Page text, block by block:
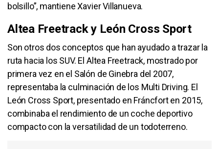
bolsillo”, mantiene Xavier Villanueva.
Altea Freetrack y León Cross Sport
Son otros dos conceptos que han ayudado a trazar la
ruta hacia los SUV. El Altea Freetrack, mostrado por
primera vez en el Salón de Ginebra del 2007,
representaba la culminación de los Multi Driving. El
León Cross Sport, presentado en Fráncfort en 2015,
combinaba el rendimiento de un coche deportivo
compacto con la versatilidad de un todoterreno.